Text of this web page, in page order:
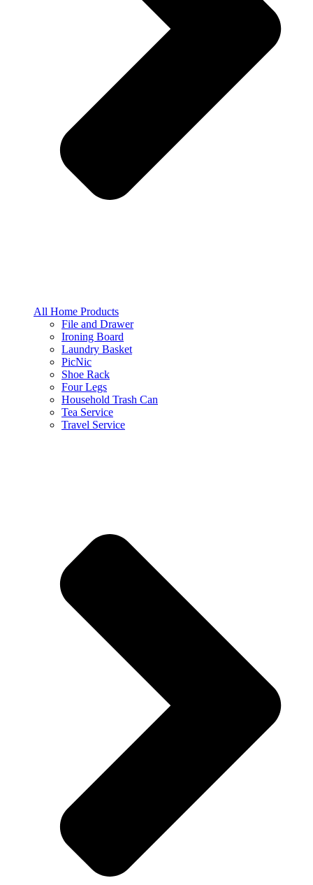
All Home Products
File and Drawer
Ironing Board
Laundry Basket
PicNic
Shoe Rack
Four Legs
Household Trash Can
Tea Service
Travel Service